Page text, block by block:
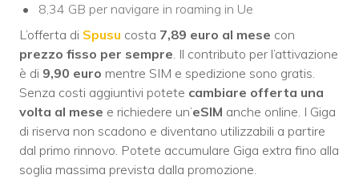
8,34 GB per navigare in roaming in Ue
L’offerta di Spusu costa 7,89 euro al mese con
prezzo fisso per sempre. Il contributo per l’attivazione
è di 9,90 euro mentre SIM e spedizione sono gratis.
Senza costi aggiuntivi potete cambiare offerta una
volta al mese e richiedere un’eSIM anche online. I Giga
di riserva non scadono e diventano utilizzabili a partire
dal primo rinnovo. Potete accumulare Giga extra fino alla
soglia massima prevista dalla promozione.